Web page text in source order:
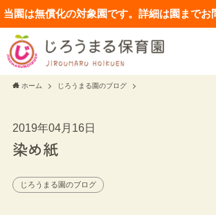
当園は無償化の対象園です。詳細は園までお
ホーム じろうまる園のブログ
2019年04月16日
染め紙
じろうまる園のブログ